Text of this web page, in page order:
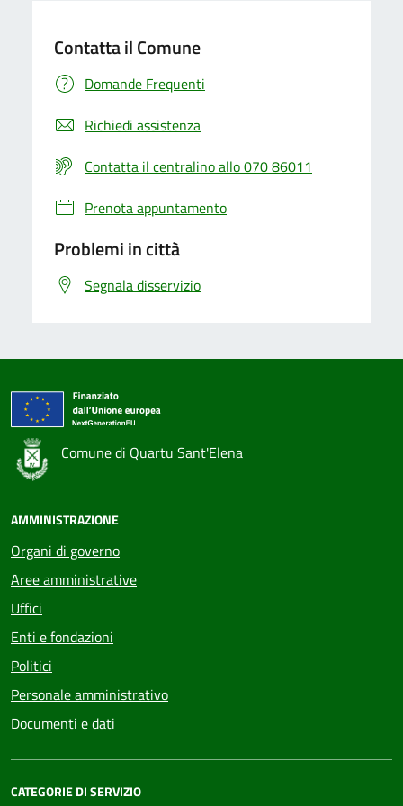
Contatta il Comune
Domande Frequenti
Richiedi assistenza
Contatta il centralino allo 070 86011
Prenota appuntamento
Problemi in città
Segnala disservizio
Comune di Quartu Sant'Elena
AMMINISTRAZIONE
Organi di governo
Aree amministrative
Uffici
Enti e fondazioni
Politici
Personale amministrativo
Documenti e dati
CATEGORIE DI SERVIZIO